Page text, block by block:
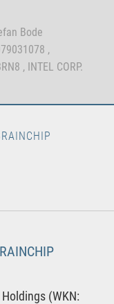
Bode
,
, INTEL CORP.
(WKN: